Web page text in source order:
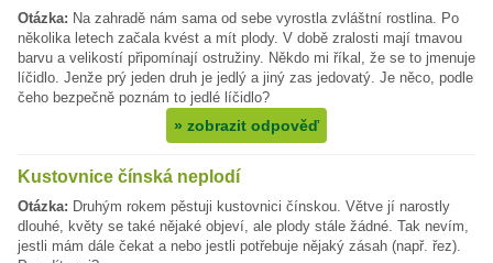
Otázka: Na zahradě nám sama od sebe vyrostla zvláštní rostlina. Po
několika letech začala kvést a mít plody. V době zralosti mají tmavou
barvu a velikostí připomínají ostružiny. Někdo mi říkal, že se to jmenuje
líčidlo. Jenže prý jeden druh je jedlý a jiný zas jedovatý. Je něco, podle
čeho bezpečně poznám to jedlé líčidlo?
» zobrazit odpověď
Kustovnice čínská neplodí
Otázka: Druhým rokem pěstuji kustovnici čínskou. Větve jí narostly
dlouhé, květy se také nějaké objeví, ale plody stále žádné. Tak nevím,
jestli mám dále čekat a nebo jestli potřebuje nějaký zásah (např. řez).